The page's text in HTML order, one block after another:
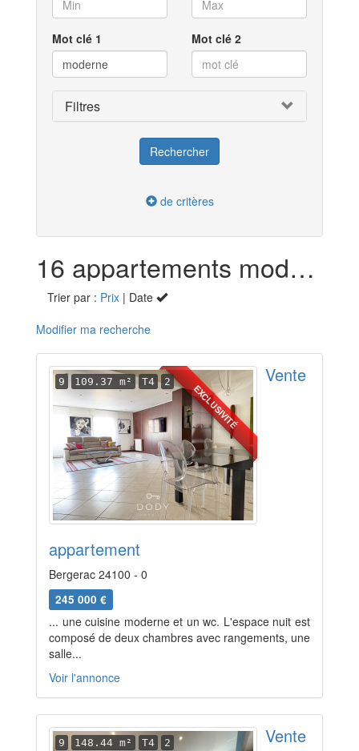
Mot clé 1 Mot clé 2
Filtres
de critères
16 appartements moderne en vente dans la Dordogne (24)
Trier par : Prix | Date
Modifier ma recherche
EXCLUSIVITÉ
9 109.37 m² T4 2 Vente
appartement
Bergerac 24100 - 0
245 000 €
... une cuisine moderne et un wc. L'espace nuit est
composé de deux chambres avec rangements, une
salle...
Voir l'annonce
9 148.44 m² T4 2 Vente